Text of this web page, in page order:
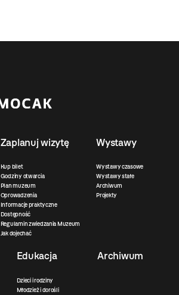
Zaplanuj wizytę
Kup bilet
Godziny otwarcia
Plan muzeum
Oprowadzenia
Informacje praktyczne
Dostępność
Regulamin zwiedzania Muzeum
Jak dojechać
Wystawy
Wystawy czasowe
Wystawy stałe
Archiwum
Projekty
Edukacja
Dzieci i rodziny
Młodzież i dorośli
Archiwum